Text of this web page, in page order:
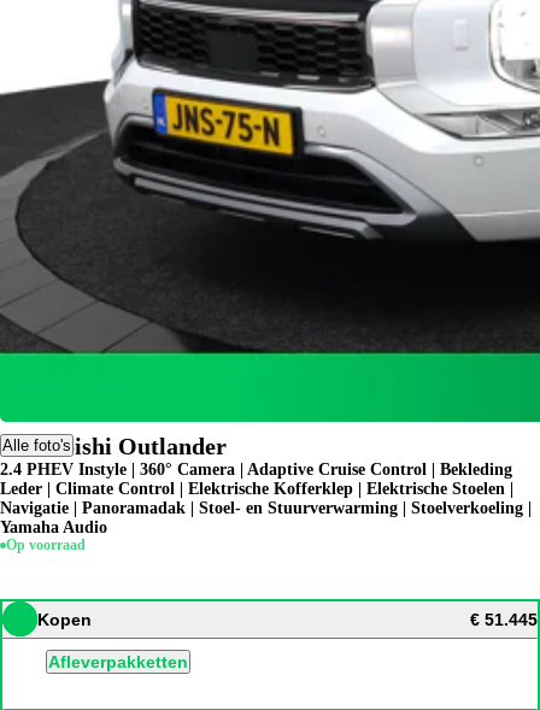
Alle foto's
Mitsubishi Outlander
2.4 PHEV Instyle | 360° Camera | Adaptive Cruise Control | Bekleding
Leder | Climate Control | Elektrische Kofferklep | Elektrische Stoelen |
Navigatie | Panoramadak | Stoel- en Stuurverwarming | Stoelverkoeling |
Yamaha Audio
Op voorraad
Kopen € 51.445
Afleverpakketten